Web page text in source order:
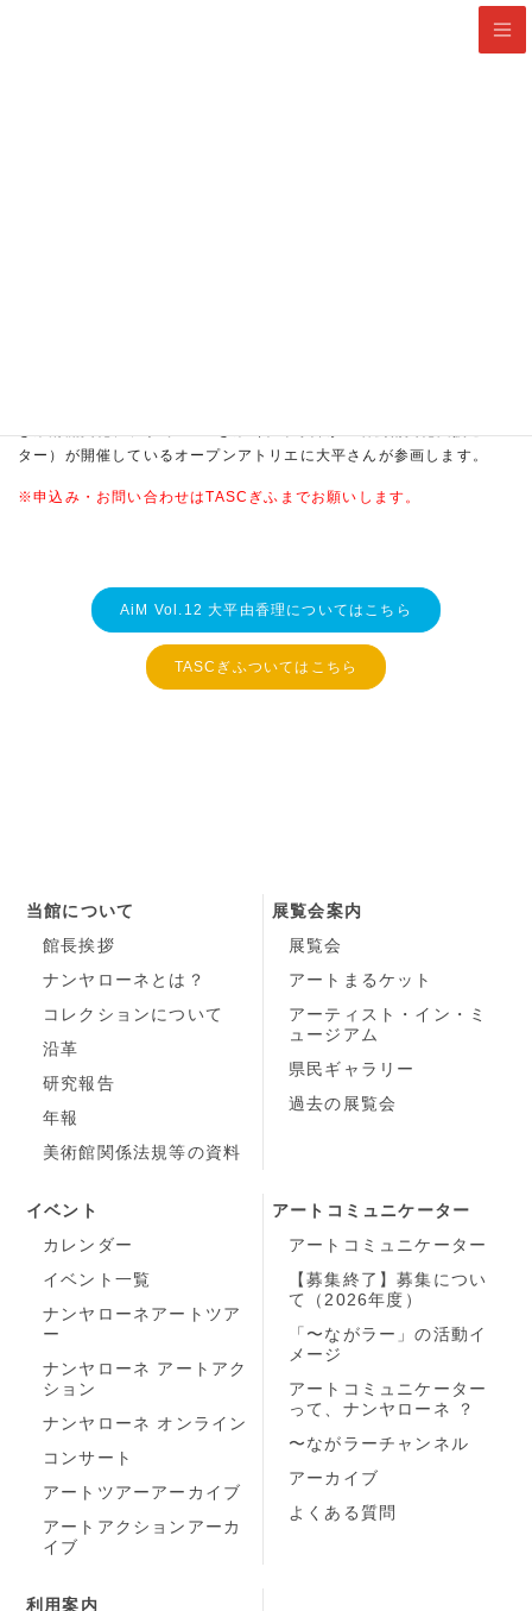
ター）が開催しているオープンアトリエに大平さんが参画します。
※申込み・お問い合わせはTASCぎふまでお願いします。
AiM Vol.12 大平由香理についてはこちら
TASCぎふついてはこちら
当館について
館長挨拶
ナンヤローネとは？
コレクションについて
沿革
研究報告
年報
美術館関係法規等の資料
展覧会案内
展覧会
アートまるケット
アーティスト・イン・ミ
ュージアム
県民ギャラリー
過去の展覧会
イベント
カレンダー
イベント一覧
ナンヤローネアートツア
ー
ナンヤローネ アートアク
ション
ナンヤローネ オンライン
コンサート
アートツアーアーカイブ
アートアクションアーカ
イブ
アートコミュニケーター
アートコミュニケーター
【募集終了】募集につい
て（2026年度）
「〜ながラー」の活動イ
メージ
アートコミュニケーター
って、ナンヤローネ ？
〜ながラーチャンネル
アーカイブ
よくある質問
利用案内